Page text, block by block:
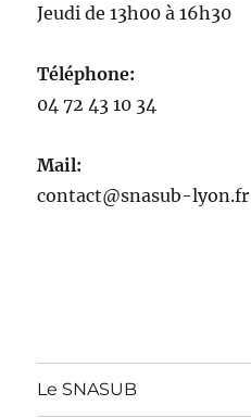
Jeudi de 13h00 à 16h30
Téléphone:
04 72 43 10 34
Mail:
contact@snasub-lyon.fr
Le SNASUB